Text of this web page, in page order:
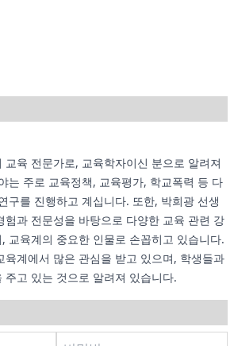
교육 전문가로, 교육학자이신 분으로 알려져
는 주로 교육정책, 교육평가, 학교폭력 등 다
구를 진행하고 계십니다. 또한, 박희광 선생
험과 전문성을 바탕으로 다양한 교육 관련 강
교육계의 중요한 인물로 손꼽히고 있습니다.
육계에서 많은 관심을 받고 있으며, 학생들과
주고 있는 것으로 알려져 있습니다.